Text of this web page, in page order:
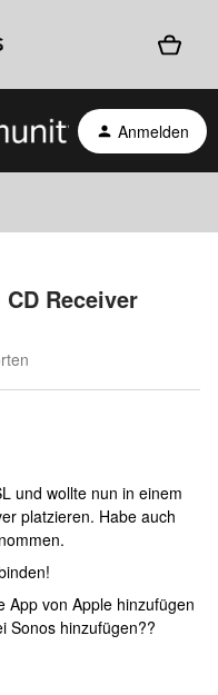
Anmelden
Receiver
und wollte nun in einem
platzieren. Habe auch
App von Apple hinzufügen
Sonos hinzufügen??